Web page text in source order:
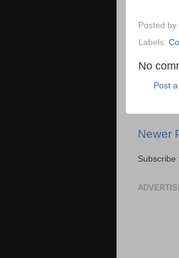
Posted by
Labels:
No
Post
Newer
Subscribe